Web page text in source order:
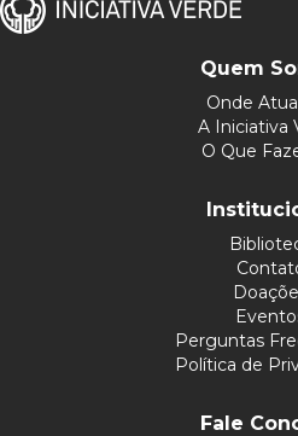
Quem
Onde
A Iniciativa
O Que
Perguntas
Política de
Fale